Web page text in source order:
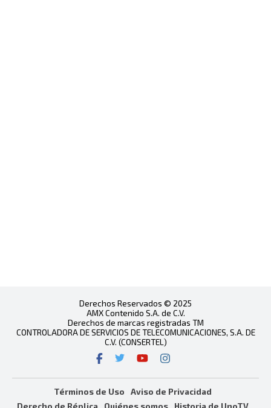
Derechos Reservados © 2025
AMX Contenido S.A. de C.V.
Derechos de marcas registradas TM
CONTROLADORA DE SERVICIOS DE TELECOMUNICACIONES, S.A. DE
C.V. (CONSERTEL)
Términos de Uso
Aviso de Privacidad
Derecho de Réplica
Quiénes somos Historia de UnoTV